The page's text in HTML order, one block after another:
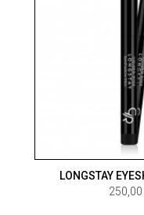
LONGSTAY
250,00